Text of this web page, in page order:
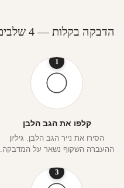
הדבקה בקלות — 4 שלבים
1
קלפו את הגב הלבן
הסירו את נייר הגב הלבן. גיליון
ההעברה השקוף נשאר על המדבקה.
3